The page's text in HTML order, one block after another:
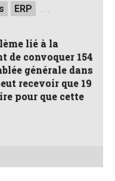
ERP . . .
lié à la
de convoquer 154
générale dans
recevoir que 19
pour que cette